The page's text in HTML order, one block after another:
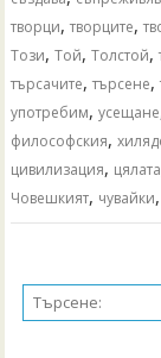
творци,творците,
Този,Той,Толстой,
търсачите,търсене,
употребим,усещане
философския,
цивилизация, цялата
Човешкият, чувайки,